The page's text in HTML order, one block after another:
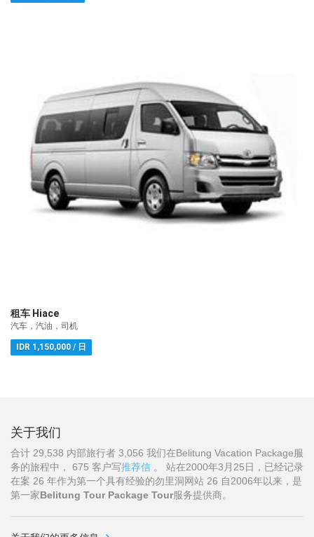
租车 Hiace
汽车，汽油，司机
IDR 1,150,000 / 日
关于我们
合计 29,538 内部旅行者 3,056 我们在Belitung Vacation Package服
务的旅程中， 675 客户写推荐信 。 站在2000年3月25日，已经记录
在案 26 年作为第一个具有经验的勿里洞网站 26 自2006年以来，是
第一家Belitung Tour Package Tour服务提供商。